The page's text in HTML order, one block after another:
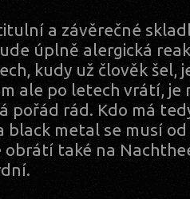
a závěrečné
úplně alergická
kudy už člověk šel,
ale po letech vrátí, je
pořád rád. Kdo má
black metal se musí
obrátí také na